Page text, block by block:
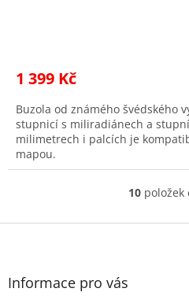
1 399 Kč
Buzola od známého švédského
stupnicí s miliradiánech a
milimetrech i palcích je
mapou.
O
l
10 položek
Z
Informace pro vás